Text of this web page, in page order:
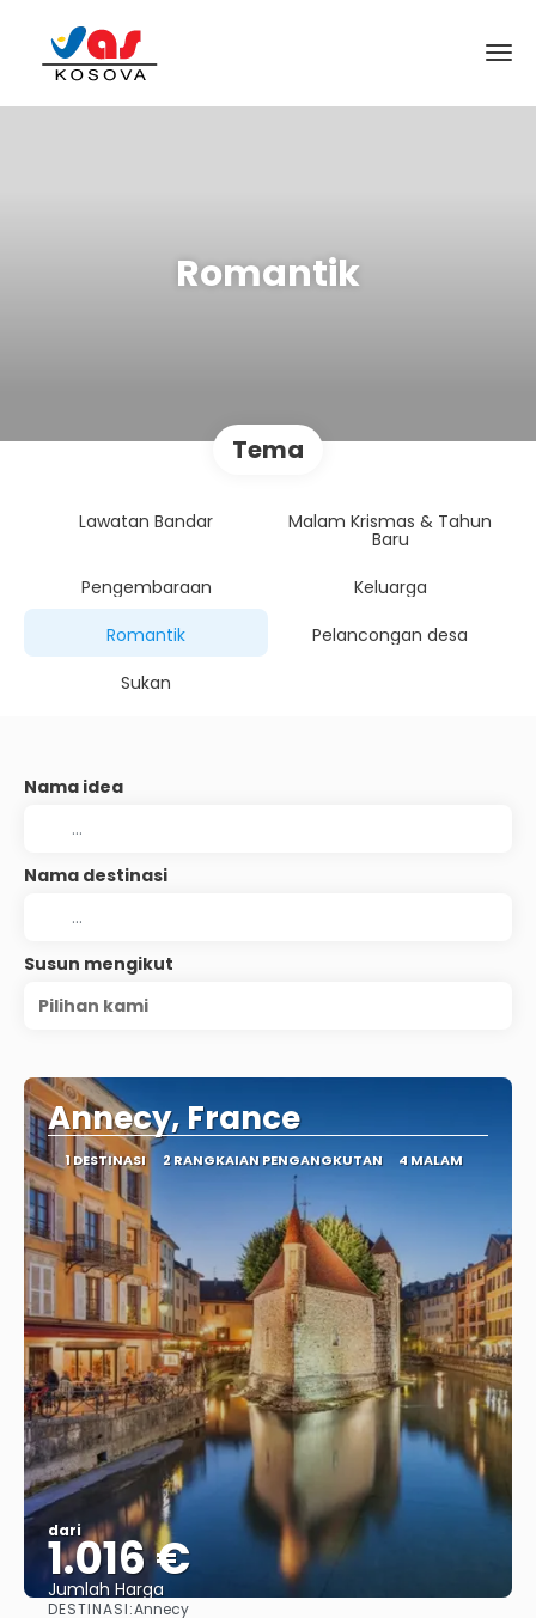
Romantik
Tema
Lawatan Bandar Malam Krismas & Tahun
Baru
Pengembaraan
Keluarga
Romantik
Pelancongan desa
Sukan
Nama idea
Nama destinasi
Susun mengikut
Pilihan kami
Annecy, France
1 DESTINASI 2 RANGKAIAN PENGANGKUTAN 4 MALAM
dari
1.016 €
Jumlah Harga
DESTINASI:Annecy